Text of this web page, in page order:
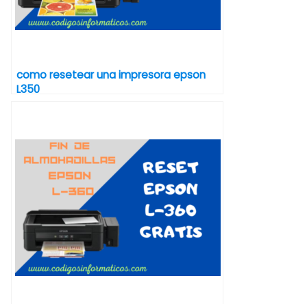
como resetear una impresora epson
L350